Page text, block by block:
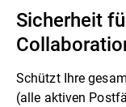
Sicherheit
Schützt Ihre
(alle aktiven